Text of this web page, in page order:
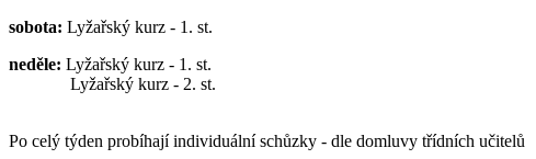
sobota: Lyžařský kurz - 1. st.
neděle: Lyžařský kurz - 1. st.
Lyžařský kurz - 2. st.
Po celý týden probíhají individuální schůzky - dle domluvy třídních učitelů